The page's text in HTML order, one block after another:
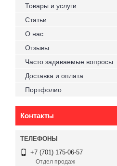
Товары и услуги
Статьи
О нас
Отзывы
Часто задаваемые вопросы
Доставка и оплата
Портфолио
Контакты
+7 (701) 175-06-57
Отдел продаж